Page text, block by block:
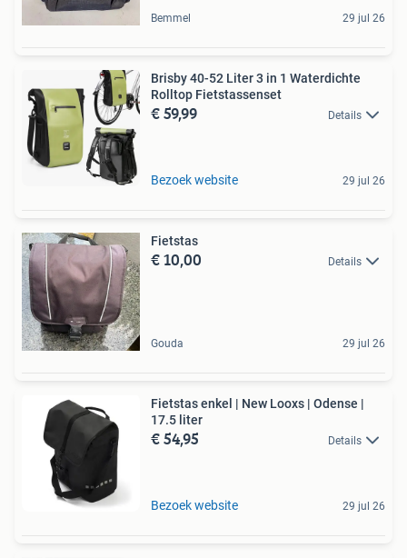
Bemmel 29 jul 26
Brisby 40-52 Liter 3 in 1 Waterdichte
Rolltop Fietstassenset
€ 59,99 Details
Bezoek website 29 jul 26
Fietstas
€ 10,00 Details
Gouda 29 jul 26
Fietstas enkel | New Looxs | Odense |
17.5 liter
€ 54,95 Details
Bezoek website 29 jul 26